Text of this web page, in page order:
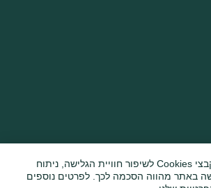
לאייל פרנקו © 054-6700992
ופיתוח ב
אנו משתמשים בקבצי Cookies לשיפור חוויית הגלישה, ניתוח
באתר מהווה הסכמה לכך. לפרטים נוספים